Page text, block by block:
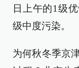
日上午的1级
级中度污染。
为何秋冬季京